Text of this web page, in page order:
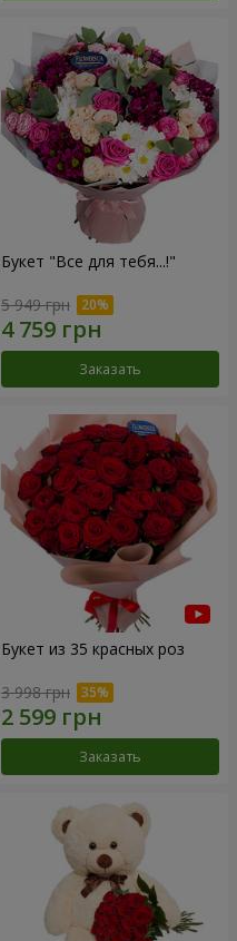
Букет "Все для тебя...!"
5 949 грн
Заказать
Букет из 35 красных роз
3 998 грн
Заказать